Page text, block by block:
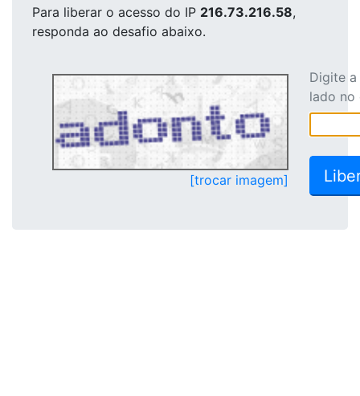
Para liberar o acesso do IP 216.73.216.58,
responda ao desafio abaixo.
[trocar imagem]
Digite
lado no